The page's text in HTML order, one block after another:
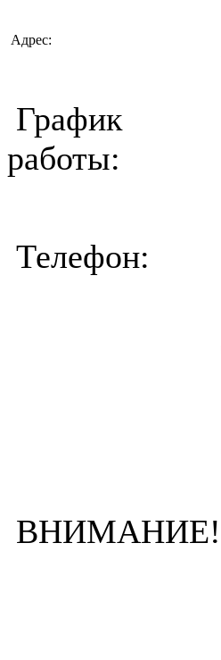
Адрес:
График
работы:
Телефон:
ВНИМАНИЕ!